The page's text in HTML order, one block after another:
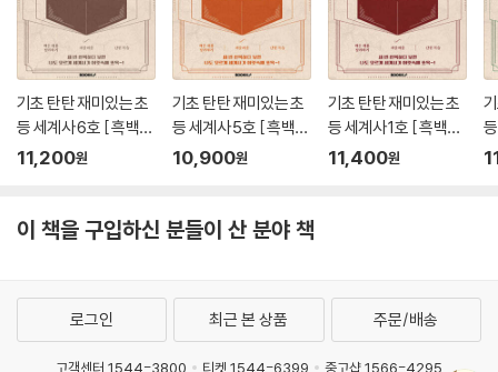
기초 탄탄 재미있는 초
등 세계사 6호 [ 흑백판
]
11,200원
기초 탄탄 재미있는 초
등 세계사 5호 [ 흑백판
]
10,900원
기초 탄탄 재미있는 초
등 세계사 1호 [ 흑백판
]
11,400원
]
이 책을 구입하신 분들이 산 분야 책
로그인 최근 본 상품 주문/배송
고객센터 1544-3800 티켓 1544-6399 중고샵 1566-4295